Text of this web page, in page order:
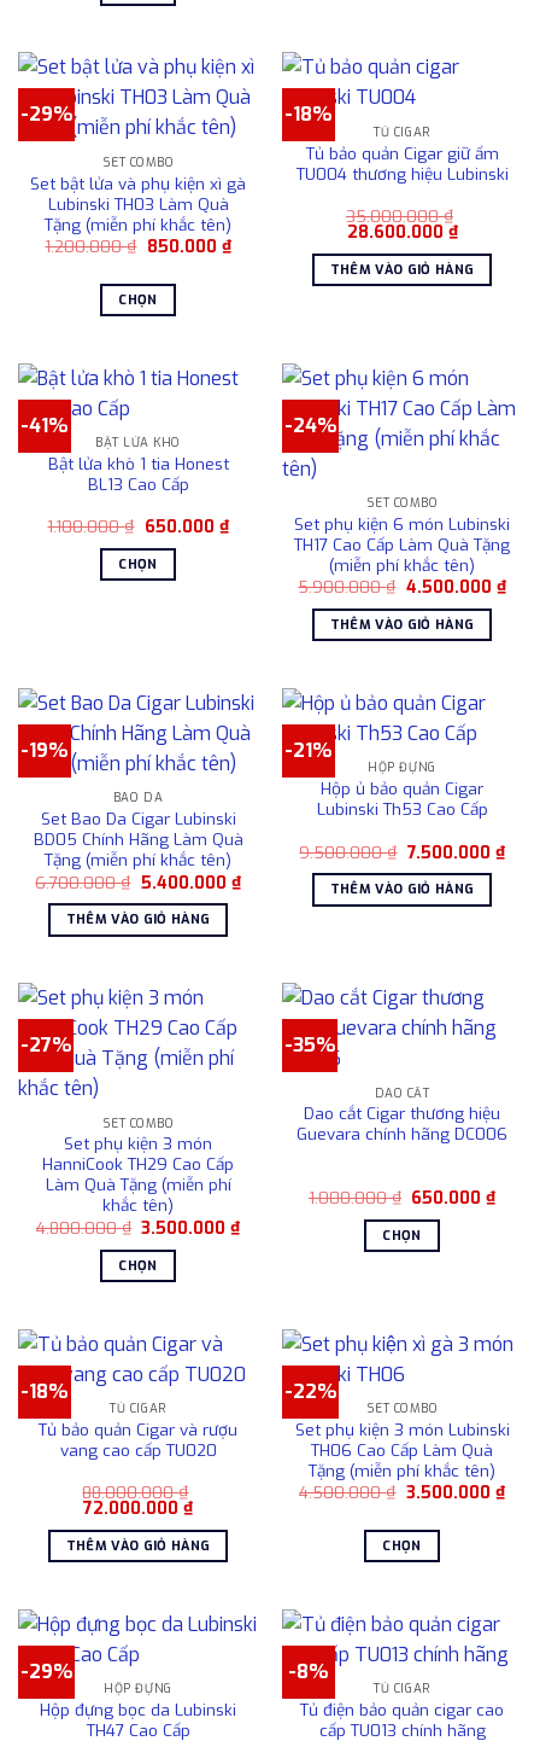
này
có
nhiều
thể.
Các
tùy
chọn
thể
được
trên
phẩm
-29%
SET COMBO
Set bật lửa và phụ kiện xì gà
Lubinski TH03 Làm Quà
Tặng (miễn phí khắc tên)
1.200.000₫ Giá
1.200.000 ₫.
850.000 ₫Giá
hiện
CHỌN
này
biến
thể.
tùy
chọn
có
trang
sản
phẩm
-18%
TỦ CIGAR
Tủ bảo quản Cigar giữ ẩm
TU004 thương hiệu Lubinski
35.000.000₫
Giá
là:
35.000.000 ₫.
28.600.000 ₫Giá
hiện
tại
là:
THÊM VÀO GIỎ HÀNG
-41%
BẬT LỬA KHÒ
Bật lửa khò 1 tia Honest
BL13 Cao Cấp
1.100.000₫ Giá
là:
1.100.000 ₫.
650.000 ₫Giá
hiện
650.000 ₫.
CHỌN
nhiều
biến
thể.
Các
tùy
chọn
có
thể
chọn
sản
phẩm
-24%
SET COMBO
Set phụ kiện 6 món Lubinski
TH17 Cao Cấp Làm Quà Tặng
(miễn phí khắc tên)
5.900.000₫ Giá
là:
5.900.000 ₫.
4.500.000 ₫Giá
hiện
THÊM VÀO GIỎ HÀNG
-19%
BAO DA
Set Bao Da Cigar Lubinski
BD05 Chính Hãng Làm Quà
Tặng (miễn phí khắc tên)
6.700.000₫ Giá
là:
6.700.000 ₫.
5.400.000 ₫Giá
hiện
THÊM VÀO GIỎ HÀNG
-21%
HỘP ĐỰNG
Hộp ủ bảo quản Cigar
Lubinski Th53 Cao Cấp
9.500.000₫ Giá
là:
9.500.000 ₫.
7.500.000 ₫Giá
hiện
THÊM VÀO GIỎ HÀNG
-27%
SET COMBO
Set phụ kiện 3 món
HanniCook TH29 Cao Cấp
Làm Quà Tặng (miễn phí
khắc tên)
4.800.000₫ Giá
là:
4.800.000 ₫.
3.500.000₫Giá
hiện
CHỌN
này
có
biến
thể.
tùy
chọn
có
chọn
trên
sản
phẩm
-35%
DAO CẮT
Dao cắt Cigar thương hiệu
Guevara chính hãng DC006
1.000.000₫ Giá
là:
1.000.000 ₫.
650.000₫Giá
hiện
CHỌN
có
nhiều
thể.
Các
tùy
chọn
thể
được
trên
trang
sản
phẩm
-18%
TỦ CIGAR
Tủ bảo quản Cigar và rượu
vang cao cấp TU020
88.000.000₫
Giá
là:
88.000.000 ₫.
72.000.000 ₫Giá
hiện
tại
là:
72.000.000 ₫.
THÊM VÀO GIỎ HÀNG
-22%
SET COMBO
Set phụ kiện 3 món Lubinski
TH06 Cao Cấp Làm Quà
Tặng (miễn phí khắc tên)
4.500.000₫ Giá
4.500.000 ₫.
3.500.000 ₫Giá
hiện
CHỌN
này
có
biến
thể.
-29%
HỘP ĐỰNG
Hộp đựng bọc da Lubinski
TH47 Cao Cấp
-8%
TỦ CIGAR
Tủ điện bảo quản cigar cao
cấp TU013 chính hãng